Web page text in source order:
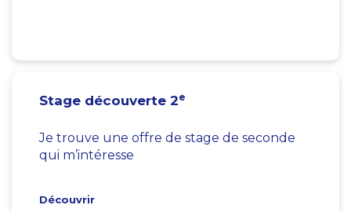
Stage découverte 2e
Je trouve une offre de stage de seconde
qui m’intéresse
Découvrir